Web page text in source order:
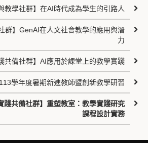
教學社群】在AI時代成為學生的引路人
群】GenAI在人文社會教學的應用與潛
力
共備社群】AI應用於課堂上的教學實踐
學年度暑期新進教師暨創新教學研習
踐共備社群】重塑教室：教學實踐研究
課程設計實務